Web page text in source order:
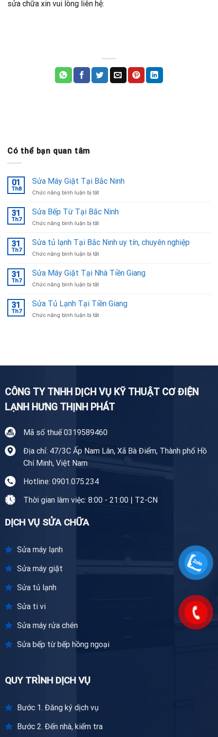
sửa chữa xin vui lòng liên hệ:
Có thể bạn quan tâm
01
Th8
Sửa Máy Giặt Tại Bắc Ninh
Chức năng bình luận bị tắtở
Máy
Tại
Ninh
31
Th7
Sửa Bếp Từ Tại Bắc Ninh
Chức năng bình luận bị tắtở
Bếp
Tại
Ninh
31
Th7
Sửa tủ lạnh Tại Bắc Ninh uy tín, chuyên nghiệp
Chức năng bình luận bị tắtở
tủ
Tại
Ninh
31
Th7
Sửa Máy Giặt Tại Nhà Tiền Giang
Chức năng bình luận bị tắtở
Máy
Giặt
Tại
31
Th7
Sửa Tủ Lạnh Tại Tiền Giang
Chức năng bình luận bị tắtở
Giang
CÔNG TY TNHH DỊCH VỤ KỸ THUẬT CƠ ĐIỆN
LẠNH HƯNG THỊNH PHÁT
Mã số thuế 0319589460
Địa chỉ: 47/3C Ấp Nam Lân, Xã Bà Điểm, Thành phố Hồ
Chí Minh, Việt Nam
Hotline: 0901.075.234
Thời gian làm việc: 8:00 - 21:00 | T2-CN
DỊCH VỤ SỬA CHỮA
Sửa máy lạnh
Sửa máy giặt
Sửa tủ lạnh
Sửa ti vi
Sửa máy rửa chén
Sửa bếp từ bếp hồng ngoại
QUY TRÌNH DỊCH VỤ
Bước 1. Đăng ký dịch vụ
Bước 2. Đến nhà, kiểm tra